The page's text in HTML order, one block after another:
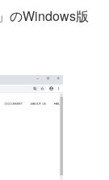
のWindows版